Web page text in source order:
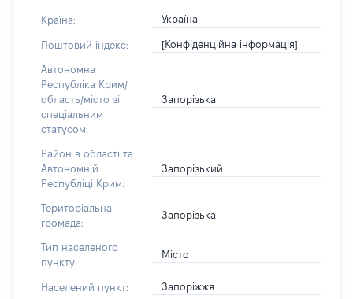
Країна: Україна
Поштовий індекс: [Конфіденційна інформація]
Автономна
Республіка Крим/
область/місто зі
спеціальним
статусом:
Запорізька
Район в області та
Автономній
Республіці Крим:
Запорізький
Територіальна
громада:
Запорізька
Тип населеного
пункту:
Місто
Населений пункт: Запоріжжя